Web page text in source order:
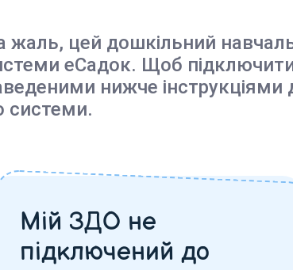
жаль, цей дошкільний
еСадок. Щоб
нижче
системи.
Мій ЗДО не
підключений до